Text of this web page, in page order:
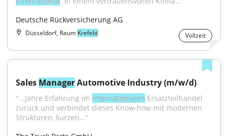
Deutsche Rückversicherung AG
Düsseldorf, Raum Krefeld Vollzeit
Sales Manager Automotive Industry (m/w/d)
"...Jahre Erfahrung im internationalen Ersatzteilhandel
zurück und verbindet dieses Know-how mit modernen
Strukturen, kurzen..."